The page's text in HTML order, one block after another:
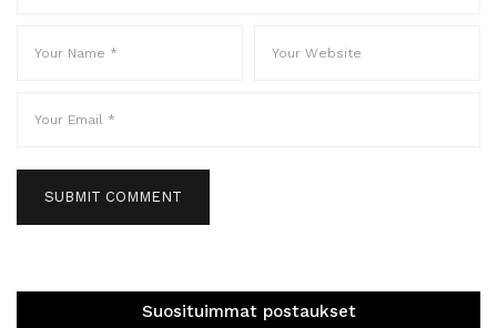
Suosituimmat postaukset